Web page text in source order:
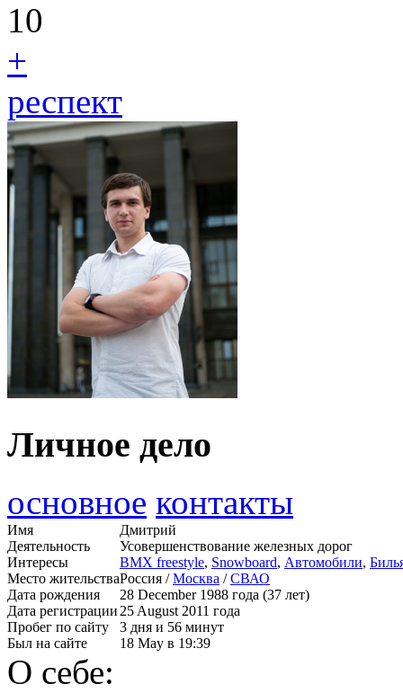
10
+
респект
Личное дело
основное контакты
Имя
Дмитрий
Деятельность
Усовершенствование железных дорог
Интересы
BMX freestyle, Snowboard, Автомобили,
Место жительстваРоссия /Москва /СВАО
Дата рождения
28 December 1988 года (37 лет)
Дата регистрации25 August 2011 года
Пробег по сайту
3 дня и 56 минут
Был на сайте
18 May в 19:39
О себе: